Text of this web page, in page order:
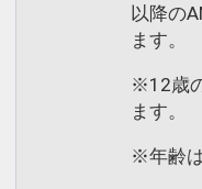
以降の
ます。
※12歳
ます。
※年齢